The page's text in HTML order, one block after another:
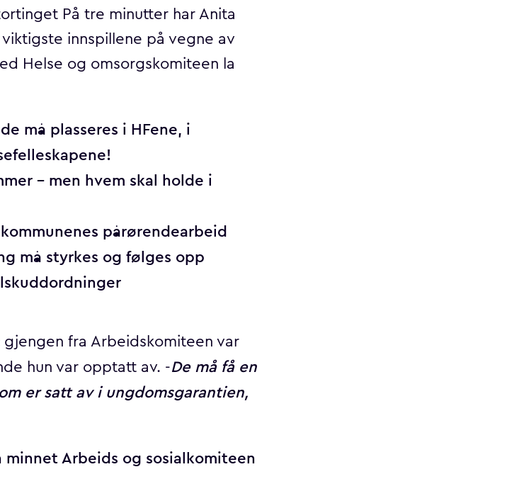
På tre minutter har Anita
innspillene på vegne av
Helse og omsorgskomiteen la
må plasseres i HFene, i
– men hvem skal holde i
pårørendearbeid
må styrkes og følges opp
fra Arbeidskomiteen var
hun var opptatt av. -De må få en
er satt av i ungdomsgarantien,
Arbeids og sosialkomiteen